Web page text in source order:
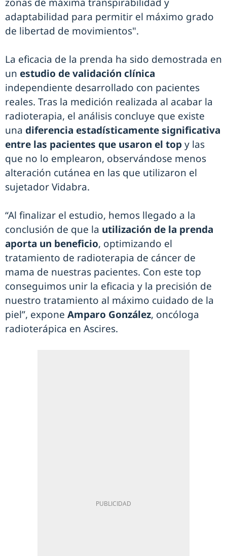
adaptabilidad para permitir el máximo grado
de libertad de movimientos".
La eficacia de la prenda ha sido demostrada en
un estudio de validación clínica
independiente desarrollado con pacientes
reales. Tras la medición realizada al acabar la
radioterapia, el análisis concluye que existe
una diferencia estadísticamente significativa
entre las pacientes que usaron el top y las
que no lo emplearon, observándose menos
alteración cutánea en las que utilizaron el
sujetador Vidabra.
“Al finalizar el estudio, hemos llegado a la
conclusión de que la utilización de la prenda
aporta un beneficio, optimizando el
tratamiento de radioterapia de cáncer de
mama de nuestras pacientes. Con este top
conseguimos unir la eficacia y la precisión de
nuestro tratamiento al máximo cuidado de la
piel”, expone Amparo González, oncóloga
radioterápica en Ascires.